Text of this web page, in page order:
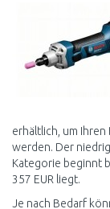
erhältlich, um
werden. Der
Kategorie beginnt
357 EUR liegt.
Je nach Bedarf